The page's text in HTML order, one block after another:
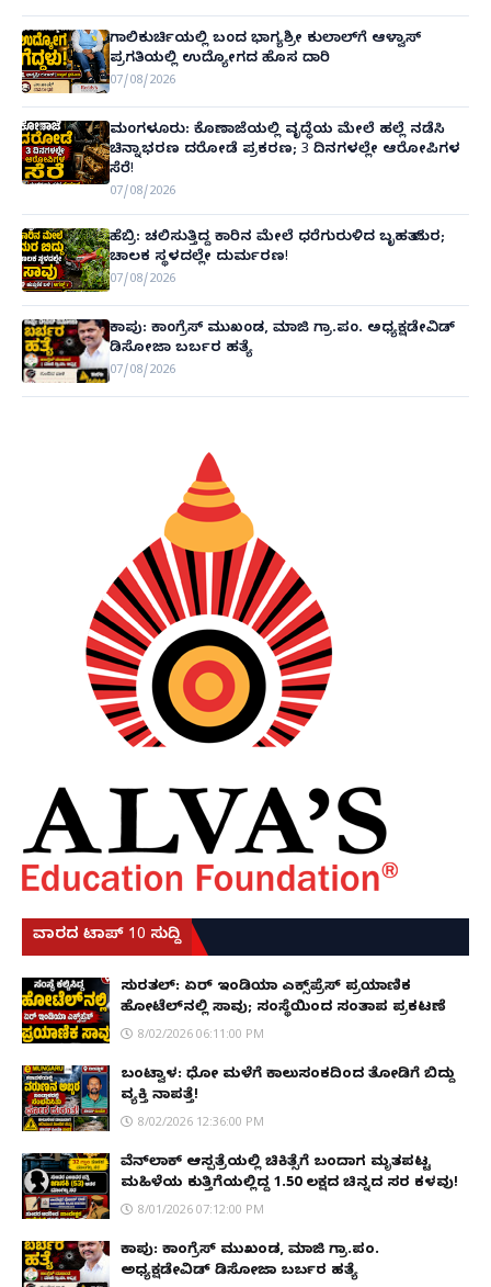
ಗಾಲಿಕುರ್ಚಿಯಲ್ಲಿ ಬಂದ ಭಾಗ್ಯಶ್ರೀ ಕುಲಾಲ್‌ಗೆ ಆಳ್ವಾಸ್
ಪ್ರಗತಿಯಲ್ಲಿ ಉದ್ಯೋಗದ ಹೊಸ ದಾರಿ
07/08/2026
ಮಂಗಳೂರು: ಕೊಣಾಜೆಯಲ್ಲಿ ವೃದ್ಧೆಯ ಮೇಲೆ ಹಲ್ಲೆ ನಡೆಸಿ
ಚಿನ್ನಾಭರಣ ದರೋಡೆ ಪ್ರಕರಣ; 3 ದಿನಗಳಲ್ಲೇ ಆರೋಪಿಗಳ
ಸೆರೆ!
07/08/2026
ಹೆಬ್ರಿ: ಚಲಿಸುತ್ತಿದ್ದ ಕಾರಿನ ಮೇಲೆ ಧರೆಗುರುಳಿದ ಬೃಹತ್ ಮರ;
ಚಾಲಕ ಸ್ಥಳದಲ್ಲೇ ದುರ್ಮರಣ!
07/08/2026
ಕಾಪು: ಕಾಂಗ್ರೆಸ್ ಮುಖಂಡ, ಮಾಜಿ ಗ್ರಾ.ಪಂ. ಅಧ್ಯಕ್ಷಡೇವಿಡ್
ಡಿಸೋಜಾ ಬರ್ಬರ ಹತ್ಯೆ
07/08/2026
ವಾರದ ಟಾಪ್ 10 ಸುದ್ದಿ
ಸುರತ್ಕಲ್: ಏರ್ ಇಂಡಿಯಾ ಎಕ್ಸ್‌ಪ್ರೆಸ್ ಪ್ರಯಾಣಿಕ
ಹೋಟೆಲ್‌ನಲ್ಲಿ ಸಾವು; ಸಂಸ್ಥೆಯಿಂದ ಸಂತಾಪ ಪ್ರಕಟಣೆ
8/02/2026 06:11:00 PM
ಬಂಟ್ವಾಳ: ಧೋ ಮಳೆಗೆ ಕಾಲುಸಂಕದಿಂದ ತೋಡಿಗೆ ಬಿದ್ದು
ವ್ಯಕ್ತಿ ನಾಪತ್ತೆ!
8/02/2026 12:36:00 PM
ವೆನ್‌ಲಾಕ್ ಆಸ್ಪತ್ರೆಯಲ್ಲಿ ಚಿಕಿತ್ಸೆಗೆ ಬಂದಾಗ ಮೃತಪಟ್ಟ
ಮಹಿಳೆಯ ಕುತ್ತಿಗೆಯಲ್ಲಿದ್ದ ₹1.50 ಲಕ್ಷದ ಚಿನ್ನದ ಸರ ಕಳವು!
8/01/2026 07:12:00 PM
ಕಾಪು: ಕಾಂಗ್ರೆಸ್ ಮುಖಂಡ, ಮಾಜಿ ಗ್ರಾ.ಪಂ.
ಅಧ್ಯಕ್ಷಡೇವಿಡ್ ಡಿಸೋಜಾ ಬರ್ಬರ ಹತ್ಯೆ